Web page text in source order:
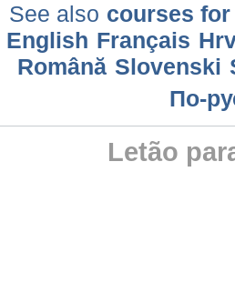
See also courses
English Français
Română Slovenski
По-
Letão